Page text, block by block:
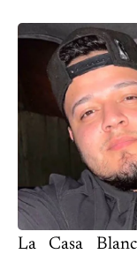
La Casa